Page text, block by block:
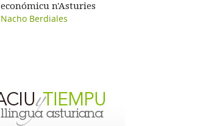
económicu n'Asturies
Nacho Berdiales